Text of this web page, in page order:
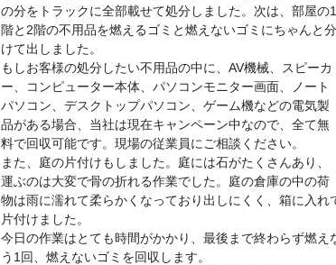
の分をトラックに全部載せて処分しました。次は、部屋の1
階と2階の不用品を燃えるゴミと燃えないゴミにちゃんと分
けて出しました。
もしお客様の処分したい不用品の中に、AV機械、スピーカ
ー、コンピューター本体、パソコンモニター画面、ノート
パソコン、デスクトップパソコン、ゲーム機などの電気製
品がある場合、当社は現在キャンペーン中なので、全て無
料で回収可能です。現場の従業員にご相談ください。
また、庭の片付けもしました。庭には石がたくさんあり、
運ぶのは大変で骨の折れる作業でした。庭の倉庫の中の荷
物は雨に濡れて柔らかくなっており出しにくく、箱に入
片付けました。
今日の作業はとても時間がかかり、最後まで終わらず燃
う1回、燃えないゴミを回収します。